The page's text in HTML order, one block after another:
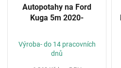
Autopotahy na Ford
Kuga 5m 2020-
Výroba- do 14 pracovních
dnů